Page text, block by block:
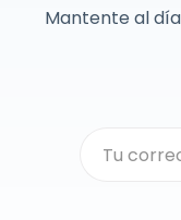
Mantente al